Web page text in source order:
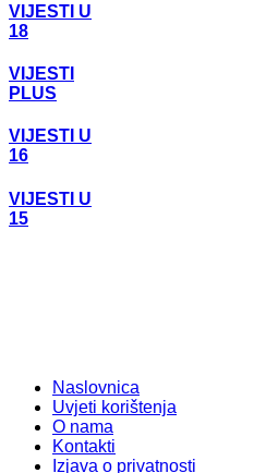
VIJESTI U
18
VIJESTI
PLUS
VIJESTI U
16
VIJESTI U
15
Naslovnica
Uvjeti korištenja
O nama
Kontakti
Izjava o privatnosti